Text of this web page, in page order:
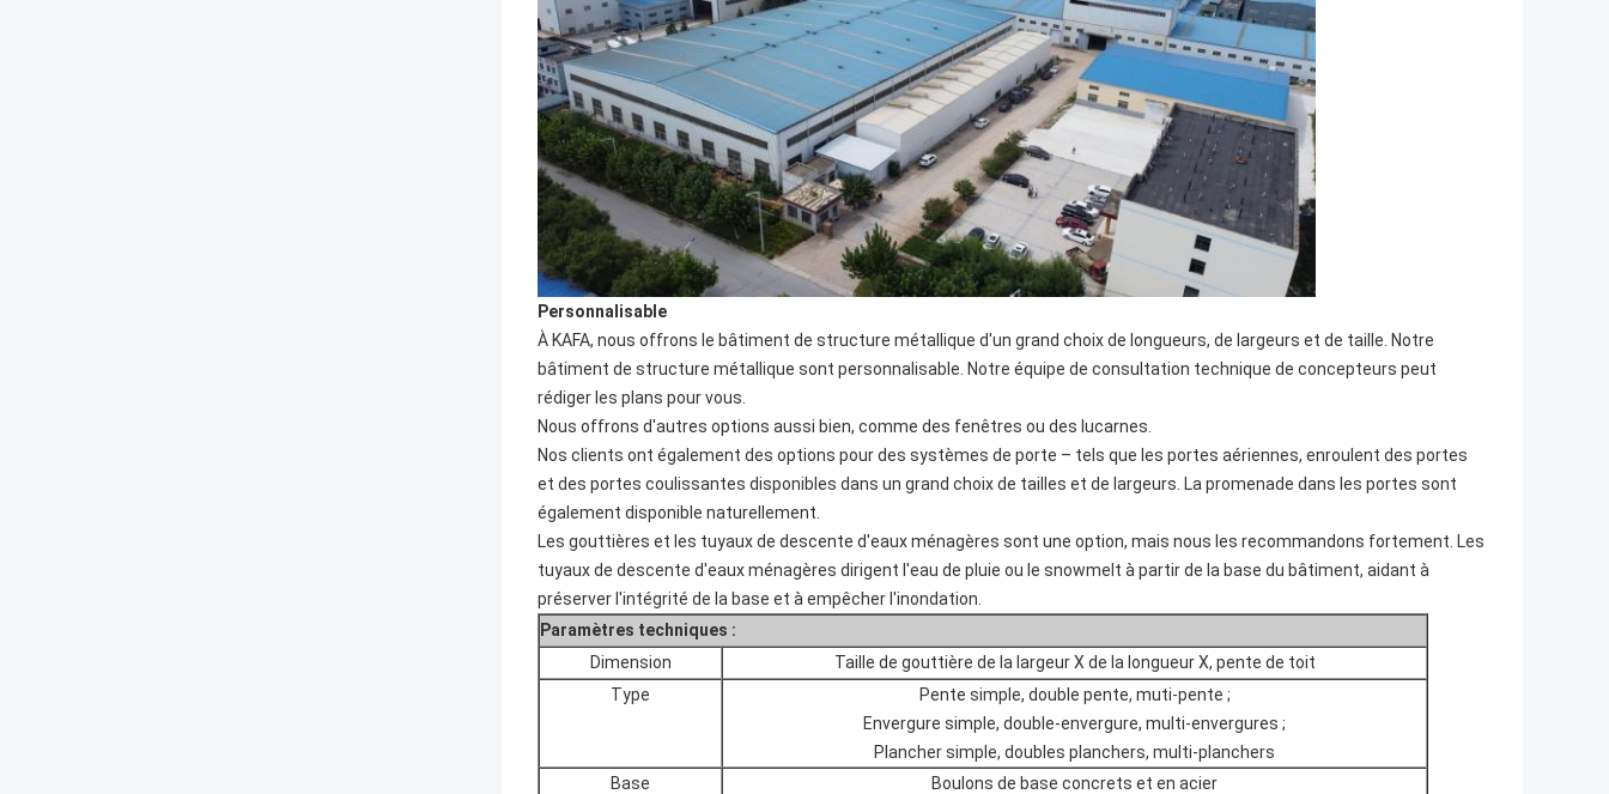
Personnalisable
À KAFA, nous offrons le bâtiment de structure métallique d'un grand choix de longueurs, de largeurs et de taille. Notre
bâtiment de structure métallique sont personnalisable. Notre équipe de consultation technique de concepteurs peut
rédiger les plans pour vous.
Nous offrons d'autres options aussi bien, comme des fenêtres ou des lucarnes.
Nos clients ont également des options pour des systèmes de porte – tels que les portes aériennes, enroulent des portes
et des portes coulissantes disponibles dans un grand choix de tailles et de largeurs. La promenade dans les portes sont
également disponible naturellement.
Les gouttières et les tuyaux de descente d'eaux ménagères sont une option, mais nous les recommandons fortement. Les
tuyaux de descente d'eaux ménagères dirigent l'eau de pluie ou le snowmelt à partir de la base du bâtiment, aidant à
préserver l'intégrité de la base et à empêcher l'inondation.
Paramètres techniques :
Dimension
Taille de gouttière de la largeur X de la longueur X, pente de toit
Type
Pente simple, double pente, muti-pente ;
Envergure simple, double-envergure, multi-envergures ;
Plancher simple, doubles planchers, multi-planchers
Base
Boulons de base concrets et en acier